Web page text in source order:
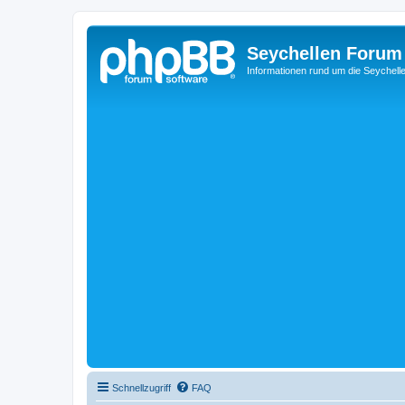
Seychellen Forum
Informationen rund um die
Schnellzugriff FAQ